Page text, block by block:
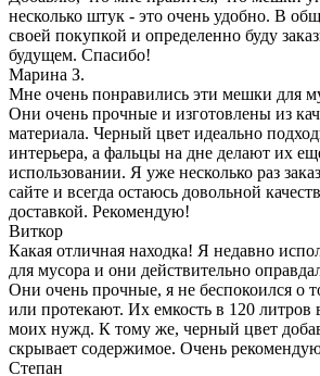
несколько штук - это очень удобно. В
своей покупкой и определенно буду
будущем. Спасибо!
Марина З.
Мне очень понравились эти мешки для
Они очень прочные и изготовлены из
материала. Черный цвет идеально
интерьера, а фальцы на дне делают их
использовании. Я уже несколько раз
сайте и всегда остаюсь довольной
доставкой. Рекомендую!
Виткор
Какая отличная находка! Я недавно
для мусора и они действительно
Они очень прочные, я не беспокоился о
или протекают. Их емкость в 120 литров
моих нужд. К тому же, черный цвет
скрывает содержимое. Очень
Степан